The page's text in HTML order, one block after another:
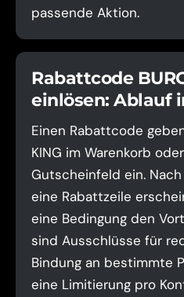
passende Aktion.
Rabattcode
einlösen: Ablauf
Einen Rabattcode
KING im Warenkorb
Gutscheinfeld ein.
eine Rabattzeile
eine Bedingung den
sind Ausschlüsse für
Bindung an bestimmte
eine Limitierung pro